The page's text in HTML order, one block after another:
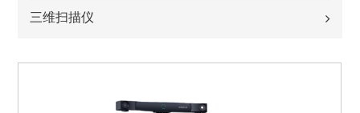
三维扫描仪